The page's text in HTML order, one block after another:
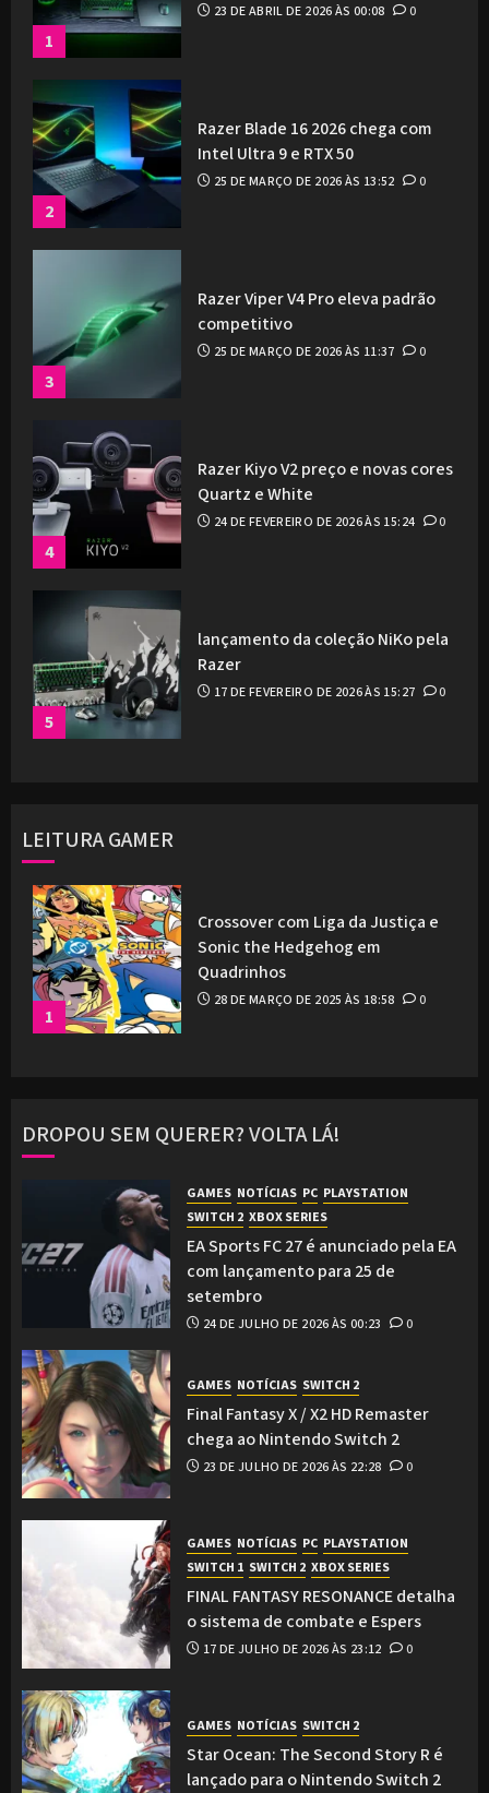
1
23 DE ABRIL DE 2026 ÀS 00:08 0
2
Razer Blade 16 2026 chega com
Intel Ultra 9 e RTX 50
25 DE MARÇO DE 2026 ÀS 13:52 0
3
Razer Viper V4 Pro eleva padrão
competitivo
25 DE MARÇO DE 2026 ÀS 11:37 0
4
Razer Kiyo V2 preço e novas cores
Quartz e White
24 DE FEVEREIRO DE 2026 ÀS 15:24 0
5
lançamento da coleção NiKo pela
Razer
17 DE FEVEREIRO DE 2026 ÀS 15:27 0
LEITURA GAMER
1
Crossover com Liga da Justiça e
Sonic the Hedgehog em
Quadrinhos
28 DE MARÇO DE 2025 ÀS 18:58 0
DROPOU SEM QUERER? VOLTA LÁ!
GAMES NOTÍCIAS PC PLAYSTATION
SWITCH 2 XBOX SERIES
EA Sports FC 27 é anunciado pela EA
com lançamento para 25 de
setembro
24 DE JULHO DE 2026 ÀS 00:23 0
GAMES NOTÍCIAS SWITCH 2
Final Fantasy X / X2 HD Remaster
chega ao Nintendo Switch 2
23 DE JULHO DE 2026 ÀS 22:28 0
GAMES NOTÍCIAS PC PLAYSTATION
SWITCH 1 SWITCH 2 XBOX SERIES
FINAL FANTASY RESONANCE detalha
o sistema de combate e Espers
17 DE JULHO DE 2026 ÀS 23:12 0
GAMES NOTÍCIAS SWITCH 2
Star Ocean: The Second Story R é
lançado para o Nintendo Switch 2